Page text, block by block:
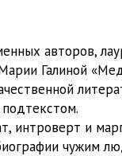
авторов,
Галиной
интроверт и
чужим